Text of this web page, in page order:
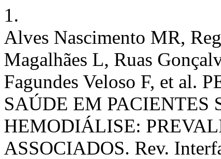
1.
Alves Nascimento MR,
Magalhães L, Ruas
Fagundes Veloso F, et al.
SAÚDE EM PACIENTES
HEMODIÁLISE:
ASSOCIADOS. Rev.